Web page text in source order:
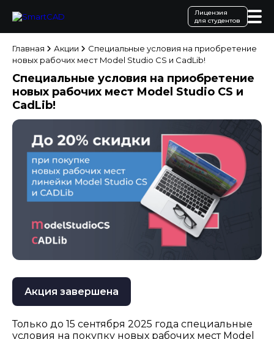
Лицензия
для студентов
Главная Акции
Специальные условия на приобретение
новых рабочих мест Model Studio CS и CadLib!
Специальные условия на приобретение
новых рабочих мест Model Studio CS и
CadLib!
Акция завершена
Только до 15 сентября 2025 года специальные
условия на покупку новых рабочих мест Model